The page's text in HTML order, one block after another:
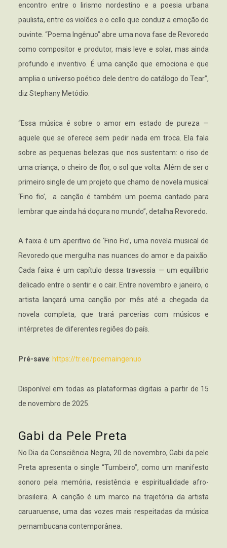
encontro entre o lirismo nordestino e a poesia urbana
paulista, entre os violões e o cello que conduz a emoção do
ouvinte. “Poema Ingênuo” abre uma nova fase de Revoredo
como compositor e produtor, mais leve e solar, mas ainda
profundo e inventivo. É uma canção que emociona e que
amplia o universo poético dele dentro do catálogo do Tear”,
diz Stephany Metódio.
“Essa música é sobre o amor em estado de pureza —
aquele que se oferece sem pedir nada em troca. Ela fala
sobre as pequenas belezas que nos sustentam: o riso de
uma criança, o cheiro de flor, o sol que volta. Além de ser o
primeiro single de um projeto que chamo de novela musical
‘Fino fio’, a canção é também um poema cantado para
lembrar que ainda há doçura no mundo”, detalha Revoredo.
A faixa é um aperitivo de ‘Fino Fio’, uma novela musical de
Revoredo que mergulha nas nuances do amor e da paixão.
Cada faixa é um capítulo dessa travessia — um equilíbrio
delicado entre o sentir e o cair. Entre novembro e janeiro, o
artista lançará uma canção por mês até a chegada da
novela completa, que trará parcerias com músicos e
intérpretes de diferentes regiões do país.
Pré-save: https://tr.ee/poemaingenuo
Disponível em todas as plataformas digitais a partir de 15
de novembro de 2025.
Gabi da Pele Preta
No Dia da Consciência Negra, 20 de novembro, Gabi da pele
Preta apresenta o single “Tumbeiro”, como um manifesto
sonoro pela memória, resistência e espiritualidade afro-
brasileira. A canção é um marco na trajetória da artista
caruaruense, uma das vozes mais respeitadas da música
pernambucana contemporânea.